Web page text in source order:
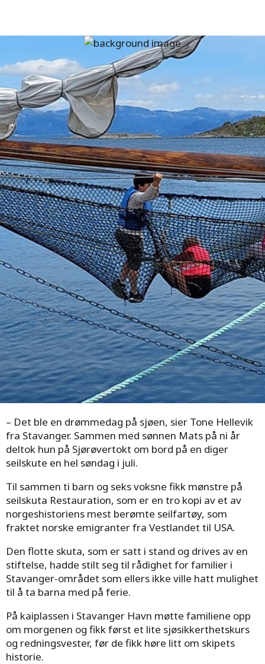
hovedinnhold
Ferieminner
for
livet
– Det ble en drømmedag på sjøen, sier Tone Hellevik
fra Stavanger. Sammen med sønnen Mats på ni år
deltok hun på Sjørøvertokt om bord på en diger
seilskute en hel søndag i juli.
Til sammen ti barn og seks voksne fikk mønstre på
seilskuta Restauration, som er en tro kopi av et av
norgeshistoriens mest berømte seilfartøy, som
fraktet norske emigranter fra Vestlandet til USA.
Den flotte skuta, som er satt i stand og drives av en
stiftelse, hadde stilt seg til rådighet for familier i
Stavanger-området som ellers ikke ville hatt mulighet
til å ta barna med på ferie.
På kaiplassen i Stavanger Havn møtte familiene opp
om morgenen og fikk først et lite sjøsikkerthetskurs
og redningsvester, før de fikk høre litt om skipets
historie.